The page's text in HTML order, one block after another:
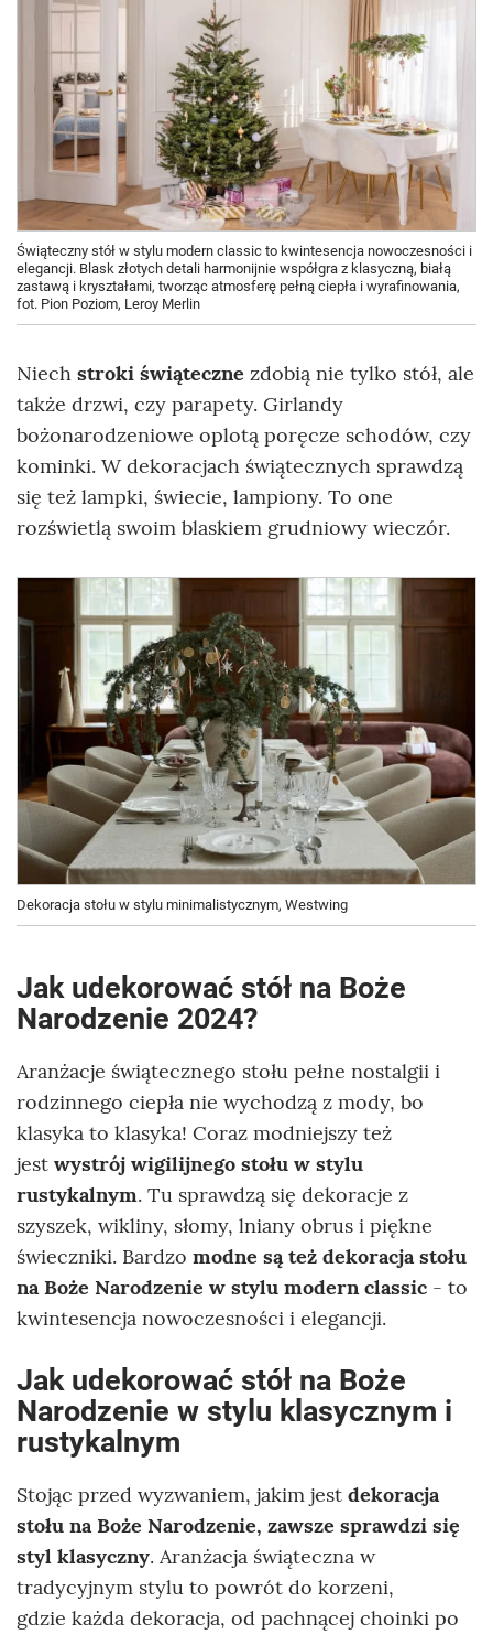
Świąteczny stół w stylu modern classic to kwintesencja nowoczesności i
elegancji. Blask złotych detali harmonijnie współgra z klasyczną, białą
zastawą i kryształami, tworząc atmosferę pełną ciepła i wyrafinowania,
fot. Pion Poziom, Leroy Merlin
Niech stroki świąteczne zdobią nie tylko stół, ale
także drzwi, czy parapety. Girlandy
bożonarodzeniowe oplotą poręcze schodów, czy
kominki. W dekoracjach świątecznych sprawdzą
się też lampki, świecie, lampiony. To one
rozświetlą swoim blaskiem grudniowy wieczór.
Dekoracja stołu w stylu minimalistycznym, Westwing
Jak udekorować stół na Boże
Narodzenie 2024?
Aranżacje świątecznego stołu pełne nostalgii i
rodzinnego ciepła nie wychodzą z mody, bo
klasyka to klasyka! Coraz modniejszy też
jest wystrój wigilijnego stołu w stylu
rustykalnym. Tu sprawdzą się dekoracje z
szyszek, wikliny, słomy, lniany obrus i piękne
świeczniki. Bardzo modne są też dekoracja stołu
na Boże Narodzenie w stylu modern classic - to
kwintesencja nowoczesności i elegancji.
Jak udekorować stół na Boże
Narodzenie w stylu klasycznym i
rustykalnym
Stojąc przed wyzwaniem, jakim jest dekoracja
stołu na Boże Narodzenie, zawsze sprawdzi się
styl klasyczny. Aranżacja świąteczna w
tradycyjnym stylu to powrót do korzeni,
gdzie każda dekoracja, od pachnącej choinki po